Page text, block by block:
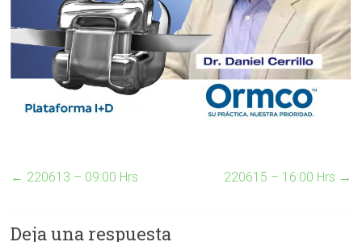
← 220613 – 09:00 Hrs 220615 – 16:00 Hrs →
Deja una respuesta